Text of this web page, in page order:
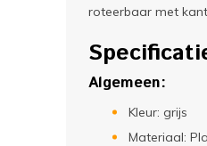
roteerbaar met
Algemeen:
Kleur: grijs
Materiaal: